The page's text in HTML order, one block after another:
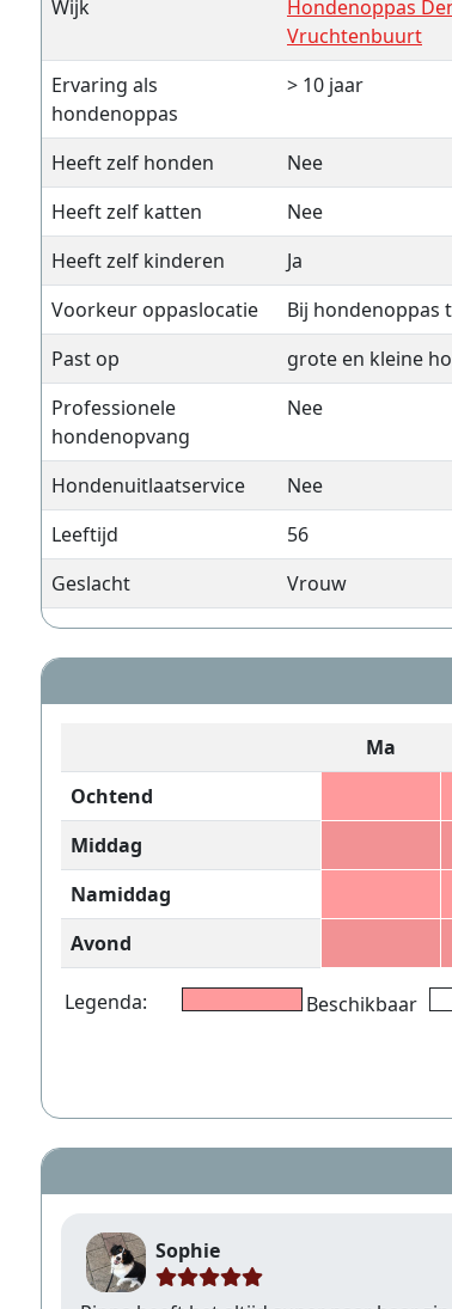
Wijk
Hondenoppas
Vruchtenbuurt
Ervaring als
hondenoppas
> 10 jaar
Heeft zelf honden
Nee
Heeft zelf katten
Nee
Heeft zelf kinderen
Ja
Voorkeur oppaslocatie
Bij hondenoppas
Past op
grote en kleine
Professionele
hondenopvang
Nee
Hondenuitlaatservice
Nee
Leeftijd
56
Geslacht
Vrouw
Ma
Ochtend
Middag
Namiddag
Avond
Legenda: Beschikbaar
Sophie